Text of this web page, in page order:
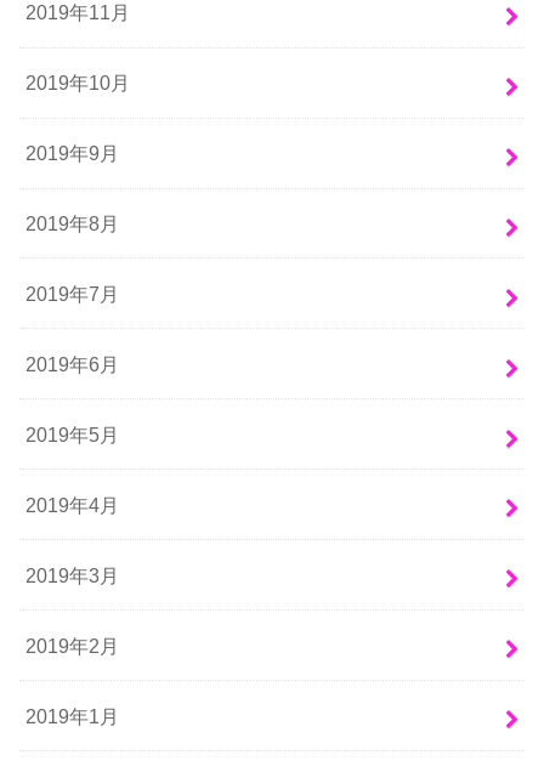
2019年11月
2019年10月
2019年9月
2019年8月
2019年7月
2019年6月
2019年5月
2019年4月
2019年3月
2019年2月
2019年1月